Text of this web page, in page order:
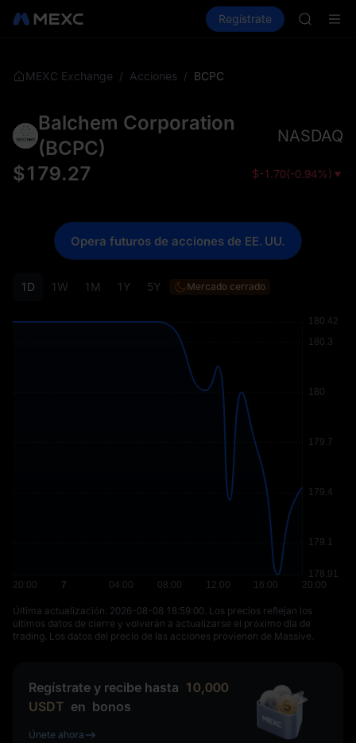
Mercados Spot Futuros
Regístrate
AAOI
MEXC Exchange / Acciones / BCPC
Balchem Corporation
(BCPC)
NASDAQ
$179.27 $-1.70(-0.94%)
1D 1W 1M 1Y 5Y Mercado cerrado
Última actualización: ⁦2026-08-08 18:59:00⁩. Los precios reflejan los
últimos datos de cierre y volverán a actualizarse el próximo día de
trading. Los datos del precio de las acciones provienen de Massive.
Opera futuros de acciones de EE. UU.
Regístrate y recibe hasta 10,000
USDT en bonos
Únete ahora